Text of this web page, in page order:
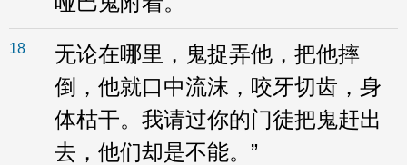
18
无论在哪里，鬼捉弄他，把他摔
倒，他就口中流沫，咬牙切齿，身
体枯干。我请过你的门徒把鬼赶出
去，他们却是不能。”